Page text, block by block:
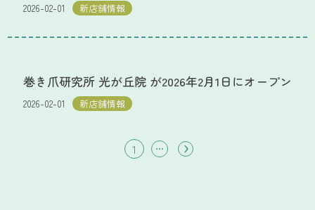
2026-02-01 新店舗情報
巻き爪研究所 光が丘院 が2026年2月1日にオープン
2026-02-01 新店舗情報
1 ・・・